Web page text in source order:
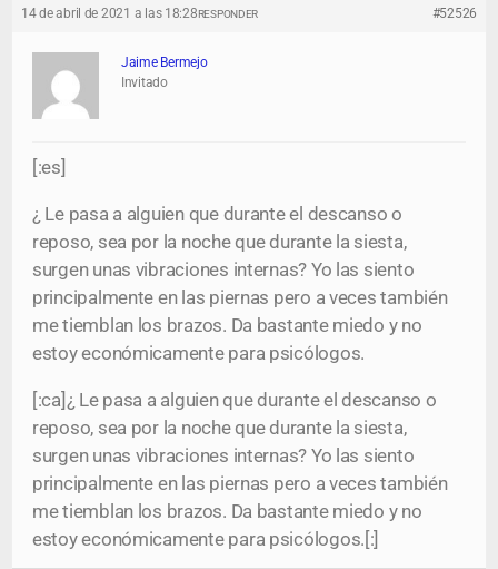
14 de abril de 2021 a las 18:28 #52526
RESPONDER
Jaime Bermejo
Invitado
[:es]
¿ Le pasa a alguien que durante el descanso o
reposo, sea por la noche que durante la siesta,
surgen unas vibraciones internas? Yo las siento
principalmente en las piernas pero a veces también
me tiemblan los brazos. Da bastante miedo y no
estoy económicamente para psicólogos.
[:ca]¿ Le pasa a alguien que durante el descanso o
reposo, sea por la noche que durante la siesta,
surgen unas vibraciones internas? Yo las siento
principalmente en las piernas pero a veces también
me tiemblan los brazos. Da bastante miedo y no
estoy económicamente para psicólogos.[:]